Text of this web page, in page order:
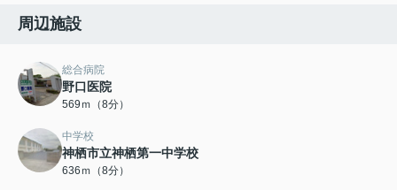
周辺施設
総合病院
野口医院
569ｍ（8分）
中学校
神栖市立神栖第一中学校
636ｍ（8分）